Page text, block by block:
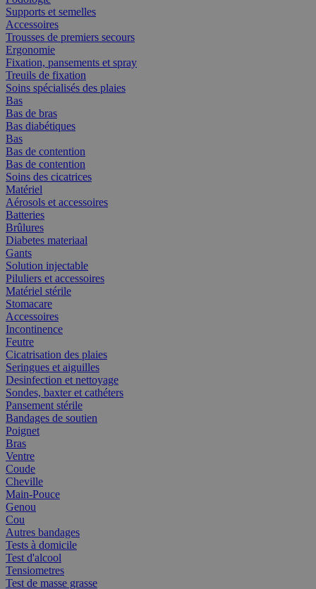
Supports et semelles
Accessoires
Trousses de premiers secours
Ergonomie
Fixation, pansements et spray
Treuils de fixation
Soins spécialisés des plaies
Bas
Bas de bras
Bas diabétiques
Bas
Bas de contention
Bas de contention
Soins des cicatrices
Matériel
Aérosols et accessoires
Batteries
Brûlures
Diabetes materiaal
Gants
Solution injectable
Piluliers et accessoires
Matériel stérile
Stomacare
Accessoires
Incontinence
Feutre
Cicatrisation des plaies
Seringues et aiguilles
Desinfection et nettoyage
Sondes, baxter et cathéters
Pansement stérile
Bandages de soutien
Poignet
Bras
Ventre
Coude
Cheville
Main-Pouce
Genou
Cou
Autres bandages
Tests à domicile
Test d'alcool
Tensiometres
Test de masse grasse